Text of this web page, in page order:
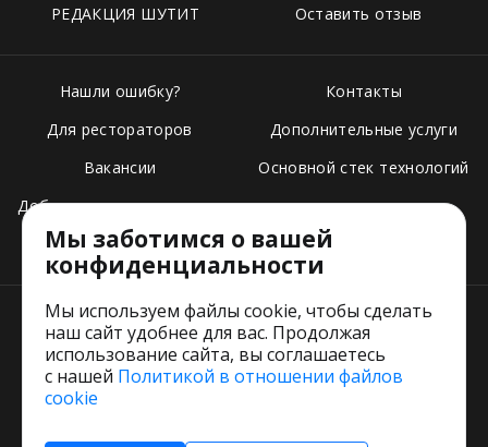
РЕДАКЦИЯ ШУТИТ
Оставить отзыв
Нашли ошибку?
Для рестораторов
Вакансии
Добавить свое заведение
Тарифы
Контакты
Дополнительные услуги
Основной стек технологий
Пользовательское соглашение
Мы заботимся о вашей
конфиденциальности
Мы используем файлы cookie, чтобы сделать
наш сайт удобнее для вас. Продолжая
использование сайта, вы соглашаетесь
с нашей Политикой в отношении файлов
cookie